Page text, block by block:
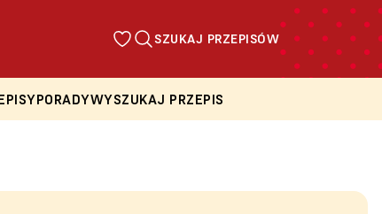
SZUKAJ PRZEPISÓW
PORADYWYSZUKAJ PRZEPIS